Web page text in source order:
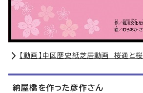
【動画】中区歴史紙芝居動画 桜通と
納屋橋を作った彦作さん